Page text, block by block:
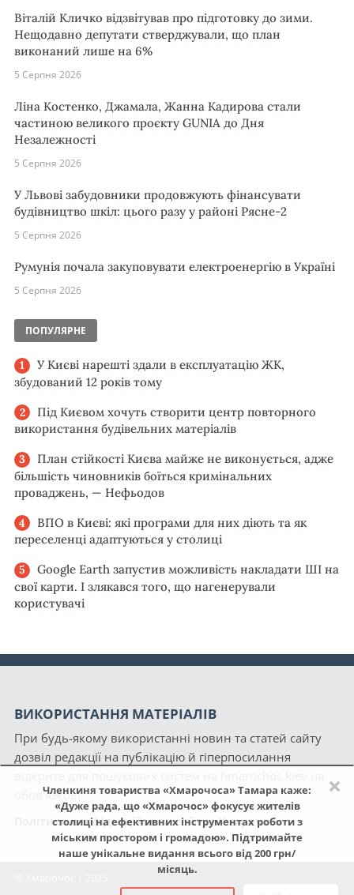
×
Членкиня товариства «Хмарочоса» Тамара каже:
«Дуже рада, що «Хмарочос» фокусує жителів
столиці на ефективних інструментах роботи з
міським простором і громадою». Підтримайте
наше унікальне видання всього від 200 грн/
місяць.
Віталій Кличко відзвітував про підготовку до зими.
Нещодавно депутати стверджували, що план
виконаний лише на 6%
5 Серпня 2026
Ліна Костенко, Джамала, Жанна Кадирова стали
частиною великого проєкту GUNIA до Дня
Незалежності
5 Серпня 2026
У Львові забудовники продовжують фінансувати
будівництво шкіл: цього разу у районі Рясне-2
5 Серпня 2026
Румунія почала закуповувати електроенергію в Україні
5 Серпня 2026
ПОПУЛЯРНЕ
У Києві нарешті здали в експлуатацію ЖК,
збудований 12 років тому
Під Києвом хочуть створити центр повторного
використання будівельних матеріалів
План стійкості Києва майже не виконується, адже
більшість чиновників боїться кримінальних
проваджень, — Нефьодов
ВПО в Києві: які програми для них діють та як
переселенці адаптуються у столиці
Google Earth запустив можливість накладати ШІ на
свої карти. І злякався того, що нагенерували
користувачі
ВИКОРИСТАННЯ МАТЕРІАЛІВ
При будь-якому використанні новин та статей сайту
дозвіл редакції на публікацію й гіперпосилання
обов'язкові.
Політика конфіденційності сайту «Хмарочос»